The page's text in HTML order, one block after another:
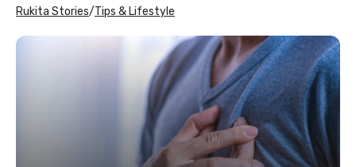
Rukita Stories/Tips & Lifestyle